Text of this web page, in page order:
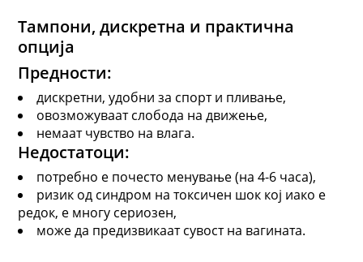
Тампони, дискретна и практична
опција
Предности:
дискретни, удобни за спорт и пливање,
овозможуваат слобода на движење,
немаат чувство на влага.
Недостатоци:
потребно е почесто менување (на 4-6 часа),
ризик од синдром на токсичен шок кој иако е
редок, е многу сериозен,
може да предизвикаат сувост на вагината.